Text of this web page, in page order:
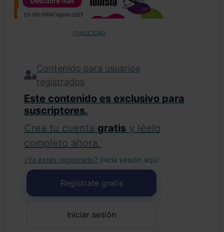
PUBLICIDAD
Contenido para usuarios
registrados
Este contenido es exclusivo para
suscriptores.
Crea tu cuenta gratis y léelo
completo ahora.
¿Ya estás registrado? Inicia sesión aquí .
Regístrate gratis
Iniciar sesión